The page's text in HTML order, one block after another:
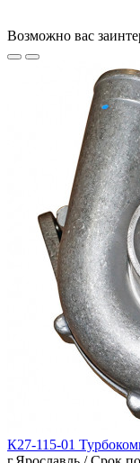
Возможно вас
К27-115-01